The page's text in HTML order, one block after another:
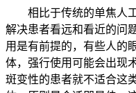
相比于传统的单焦人
解决患者看远和看近的问
用是有前提的，有些人的
体，强行使用可能会出现
斑变性的患者就不适合这